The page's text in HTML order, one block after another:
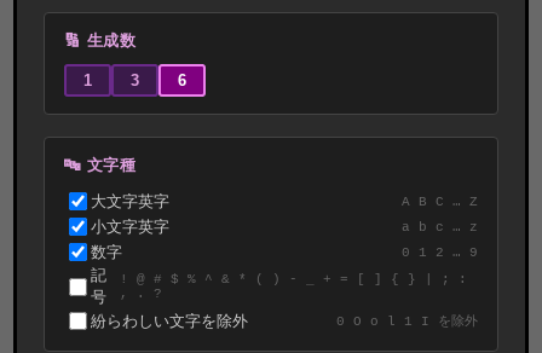
🔢 生成数
1 3 6
🔤 文字種
大文字英字
A B C … Z
小文字英字 a b c … z
数字 0 1 2 … 9
記
号
! @ # $ % ^ & * ( ) - _ + = [ ] { } | ; :
, . ?
紛らわしい文字を除外 0 O o l 1 I を除外